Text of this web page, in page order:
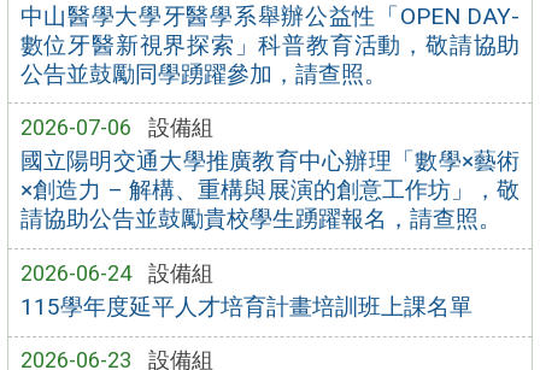
中山醫學大學牙醫學系舉辦公益性「OPEN DAY-
數位牙醫新視界探索」科普教育活動，敬請協助
公告並鼓勵同學踴躍參加，請查照。
2026-07-06 設備組
國立陽明交通大學推廣教育中心辦理「數學×藝術
×創造力 – 解構、重構與展演的創意工作坊」，敬
請協助公告並鼓勵貴校學生踴躍報名，請查照。
2026-06-24 設備組
115學年度延平人才培育計畫培訓班上課名單
2026-06-23 設備組